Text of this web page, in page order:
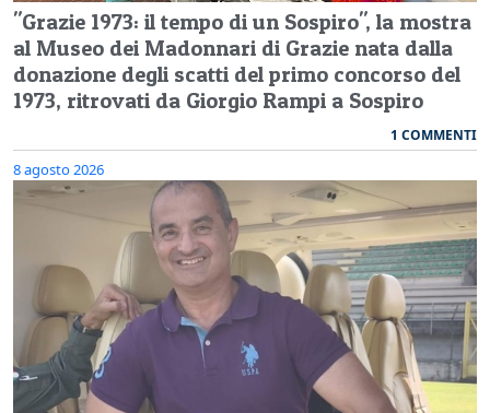
"Grazie 1973: il tempo di un Sospiro", la mostra
al Museo dei Madonnari di Grazie nata dalla
donazione degli scatti del primo concorso del
1973, ritrovati da Giorgio Rampi a Sospiro
1 COMMENTI
8 agosto 2026